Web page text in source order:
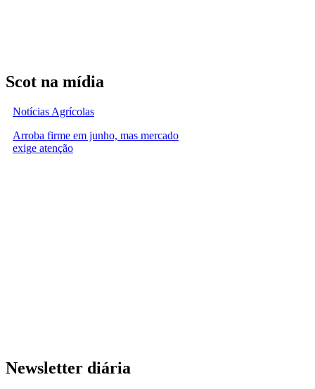
Scot na mídia
Notícias Agrícolas
Arroba firme em junho, mas mercado
exige atenção
Newsletter diária